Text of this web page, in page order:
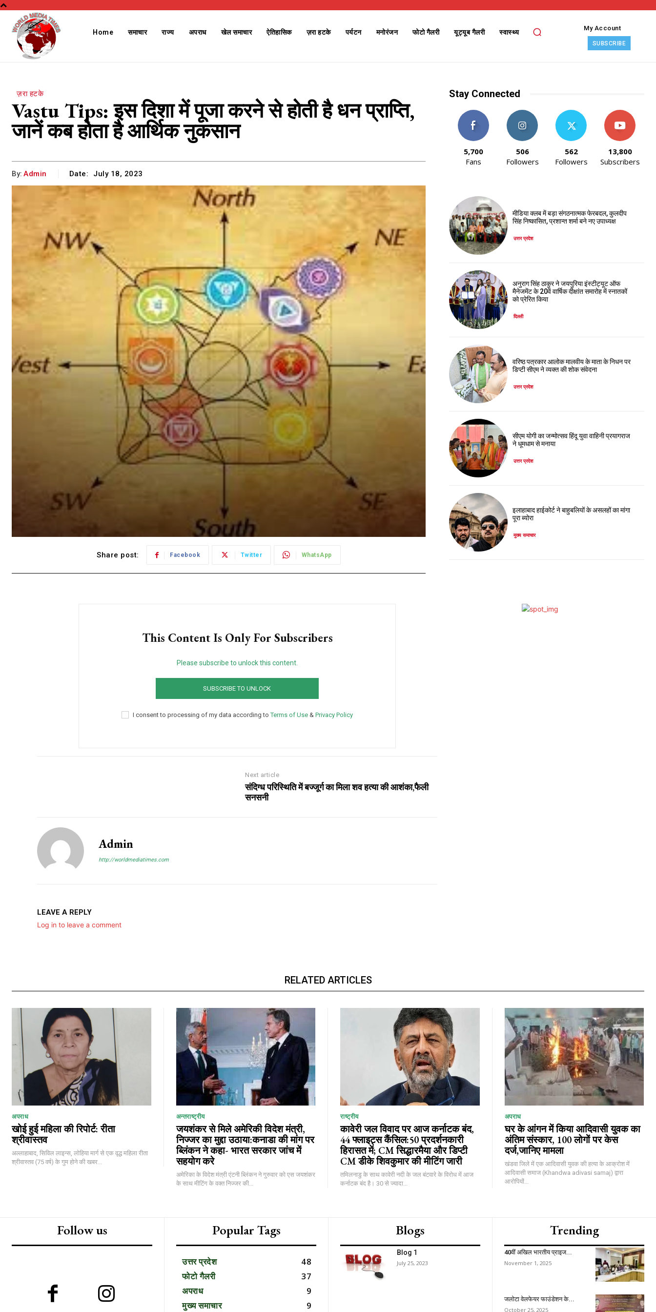
Free limited access
Donec quis est ac felis
Home समाचार राज्य अपराध खेल समाचार ऐतिहासिक ज़रा हटके पर्यटन मनोरंजन फोटो गैलरी यूट्यूब गैलरी स्वास्थ्य
My Account
SUBSCRIBE
ज़रा हटके
Vastu Tips: इस दिशा में पूजा करने से होती है धन प्राप्ति,
जानें कब होता है आर्थिक नुकसान
By: Admin Date: July 18, 2023
Share post: Facebook Twitter WhatsApp
Stay Connected
5,700
Fans
506
Followers
562
Followers
13,800
Subscribers
मीडिया क्लब में बड़ा संगठनात्मक फेरबदल, कुलदीप
सिंह निष्कासित, प्रशान्त शर्मा बने नए उपाध्यक्ष
उत्तर प्रदेश
अनुराग सिंह ठाकुर ने जयपुरिया इंस्टीट्यूट ऑफ
मैनेजमेंट के 20वें वार्षिक दीक्षांत समारोह में स्नातकों
को प्रेरित किया
दिल्ली
वरिष्ठ पत्रकार आलोक मालवीय के माता के निधन पर
डिप्टी सीएम ने व्यक्त की शोक संवेदना
उत्तर प्रदेश
सीएम योगी का जन्मोत्सव हिंदू युवा वाहिनी प्रयागराज
ने धूमधाम से मनाया
उत्तर प्रदेश
इलाहाबाद हाईकोर्ट ने बाहुबलियों के असलहों का मांगा
पूरा ब्योरा
मुख्य समाचार
This Content Is Only For Subscribers
Please subscribe to unlock this content.
SUBSCRIBE TO UNLOCK
I consent to processing of my data according toTerms of Use & Privacy Policy
Next article
संदिग्ध परिस्थिति में बज्जूर्ग का मिला शव हत्या की आशंका,फैली
सनसनी
Admin
http://worldmediatimes.com
LEAVE A REPLY
Log in to leave a comment
RELATED ARTICLES
अपराध
खोई हुई महिला की रिपोर्ट: रीता
श्रीवास्तव
अल्लाहाबाद, सिविल लाइन्स, लोहिया मार्ग से एक वृद्ध महिला रीता
श्रीवास्तव (75 वर्ष) के गुम होने की खबर...
अन्तराष्ट्रीय
जयशंकर से मिले अमेरिकी विदेश मंत्री,
निज्जर का मुद्दा उठाया:कनाडा की मांग पर
ब्लिंकन ने कहा- भारत सरकार जांच में
सहयोग करे
अमेरिका के विदेश मंत्री एंटनी ब्लिंकन ने गुरुवार को एस जयशंकर
के साथ मीटिंग के वक्त निज्जर की...
राष्ट्रीय
कावेरी जल विवाद पर आज कर्नाटक बंद,
44 फ्लाइट्स कैंसिल:50 प्रदर्शनकारी
हिरासत में; CM सिद्धारमैया और डिप्टी
CM डीके शिवकुमार की मीटिंग जारी
तमिलनाडु के साथ कावेरी नदी के जल बंटवारे के विरोध में आज
कर्नाटक बंद है। 30 से ज्यादा...
अपराध
घर के आंगन में किया आदिवासी युवक का
अंतिम संस्कार, 100 लोगों पर केस
दर्ज,जानिए मामला
खंडवा जिले में एक आदिवासी युवक की हत्या के आक्रोश में
आदिवासी समाज (Khandwa adivasi samaj) द्वारा
आरोपियों...
Follow us Popular Tags
उत्तर प्रदेश
48
फोटो गैलरी
37
अपराध
9
मुख्य समाचार
9
Blogs
Blog 1
July 25, 2023
Trending
40वीं अखिल भारतीय प्राइज...
November 1, 2025
जलोटा वेलफेयर फाउंडेशन के...
October 25, 2025